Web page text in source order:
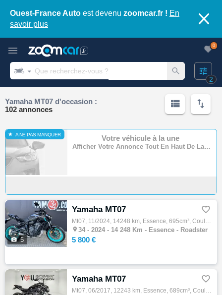
Ouest-France Auto est devenu zoomcar.fr ! En
savoir plus
2
0
Yamaha MT07 d'occasion :
102 annonces
A NE PAS MANQUER Votre véhicule à la une
Afficher Votre Annonce Tout En Haut De La Page
 5
Yamaha MT07 
Mt07, 11/2024, 14248 km, Essence, 695cm³, Couleur gris, 5800 € Equipements : YAMAHA MT07 35KW Bridée permis a2 Du 27/11/2024 avec 14248 kms…
 34 - 2024 - 14 248 Km - Essence - Roadster
5 800 €
Yamaha MT07 
Mt07, 06/2017, 12243 km, Essence, 689cm³, Couleur noir, 5690 € Equipements : MT07 MT 07 Grille de radiateur,Support de plaque court ,Démarc…